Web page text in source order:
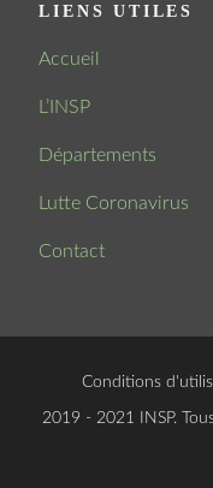
LIENS UTILES
Accueil
L’INSP
Départements
Lutte Coronavirus
Contact
Conditions
© 2019 - 2021 INSP.